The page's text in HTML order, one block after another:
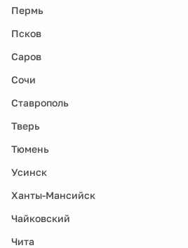
Пермь
Псков
Саров
Сочи
Ставрополь
Тверь
Тюмень
Усинск
Ханты-Мансийск
Чайковский
Чита